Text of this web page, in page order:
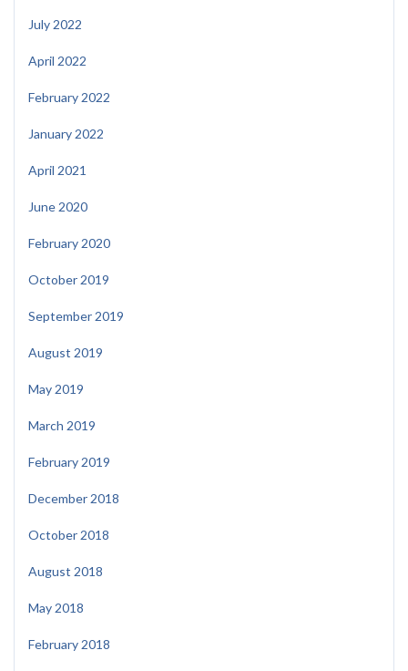
July 2022
April 2022
February 2022
January 2022
April 2021
June 2020
February 2020
October 2019
September 2019
August 2019
May 2019
March 2019
February 2019
December 2018
October 2018
August 2018
May 2018
February 2018